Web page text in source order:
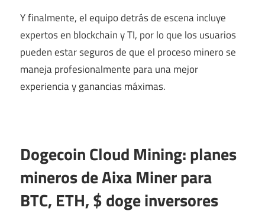
Y finalmente, el equipo detrás de escena incluye
expertos en blockchain y TI, por lo que los usuarios
pueden estar seguros de que el proceso minero se
maneja profesionalmente para una mejor
experiencia y ganancias máximas.
Dogecoin Cloud Mining: planes
mineros de Aixa Miner para
BTC, ETH, $ doge inversores